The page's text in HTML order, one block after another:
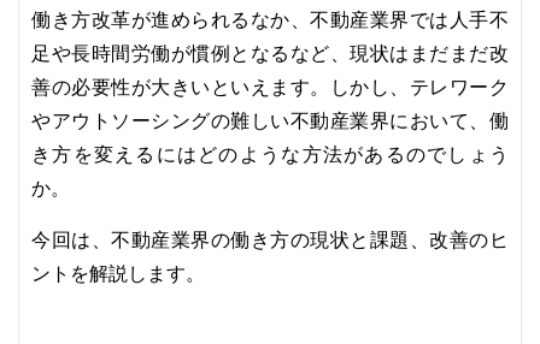
働き方改革が進められるなか、不動産業界では人手不
足や長時間労働が慣例となるなど、現状はまだまだ改
善の必要性が大きいといえます。しかし、テレワーク
やアウトソーシングの難しい不動産業界において、働
き方を変えるにはどのような方法があるのでしょう
か。
今回は、不動産業界の働き方の現状と課題、改善のヒ
ントを解説します。